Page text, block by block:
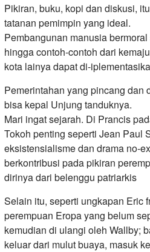
Pikiran, buku, kopi dan diskusi,
tatanan pemimpin yang ideal.
Pembangunan manusia
hingga contoh-contoh dari
kota lainya dapat di-
Pemerintahan yang pincang dan
bisa kepal Unjung tanduknya.
Mari ingat sejarah. Di Prancis
Tokoh penting seperti Jean Paul
eksistensialisme dan drama no-
berkontribusi pada pikiran
dirinya dari belenggu patriarkis
Selain itu, seperti ungkapan Eric
perempuan Eropa yang belum
kemudian di ulangi oleh Wallby;
keluar dari mulut buaya, masuk